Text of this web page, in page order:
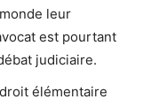
leur
est pourtant
judiciaire.
élémentaire